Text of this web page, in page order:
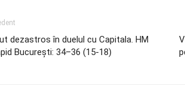
dezastros în duelul cu Capitala. HM
Bucureşti: 34–36 (15-18)